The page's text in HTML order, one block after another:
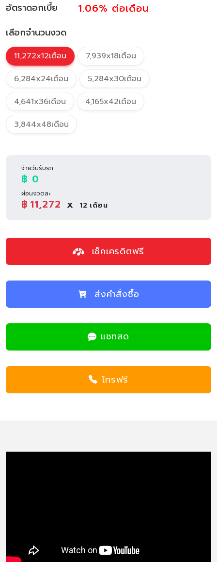
อัตราดอกเบี้ย 1.06% ต่อเดือน
เลือกจำนวนงวด
11,272x12เดือน
7,939x18เดือน
6,284x24เดือน
5,284x30เดือน
4,641x36เดือน
4,165x42เดือน
3,844x48เดือน
จ่ายวันรับรถ
฿ 0
ผ่อนงวดละ
฿ 11,272 x 12 เดือน
เช็คเครดิตฟรี
ส่งคำสั่งซื้อ
แชทสด
โทรฟรี